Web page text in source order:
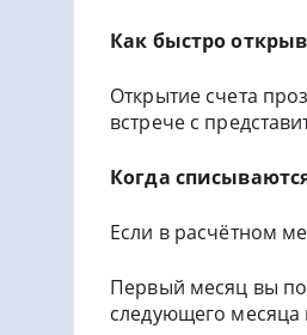
Как быстро
Открытие счета
встрече с
Когда
Если в расчётном
Первый месяц вы
следующего месяца